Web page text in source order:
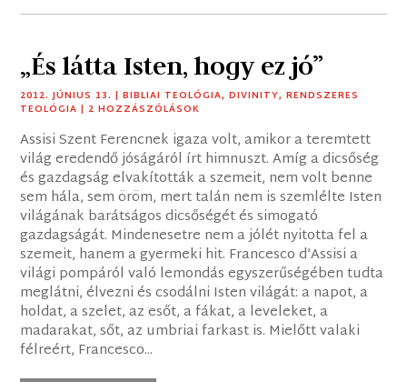
„És látta Isten, hogy ez jó”
2012. JÚNIUS 13. |BIBLIAI TEOLÓGIA,DIVINITY,RENDSZERES
TEOLÓGIA | 2 HOZZÁSZÓLÁSOK
Assisi Szent Ferencnek igaza volt, amikor a teremtett
világ eredendő jóságáról írt himnuszt. Amíg a dicsőség
és gazdagság elvakították a szemeit, nem volt benne
sem hála, sem öröm, mert talán nem is szemlélte Isten
világának barátságos dicsőségét és simogató
gazdagságát. Mindenesetre nem a jólét nyitotta fel a
szemeit, hanem a gyermeki hit. Francesco d’Assisi a
világi pompáról való lemondás egyszerűségében tudta
meglátni, élvezni és csodálni Isten világát: a napot, a
holdat, a szelet, az esőt, a fákat, a leveleket, a
madarakat, sőt, az umbriai farkast is. Mielőtt valaki
félreért, Francesco...